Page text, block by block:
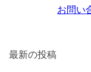
お問い
最新の投稿